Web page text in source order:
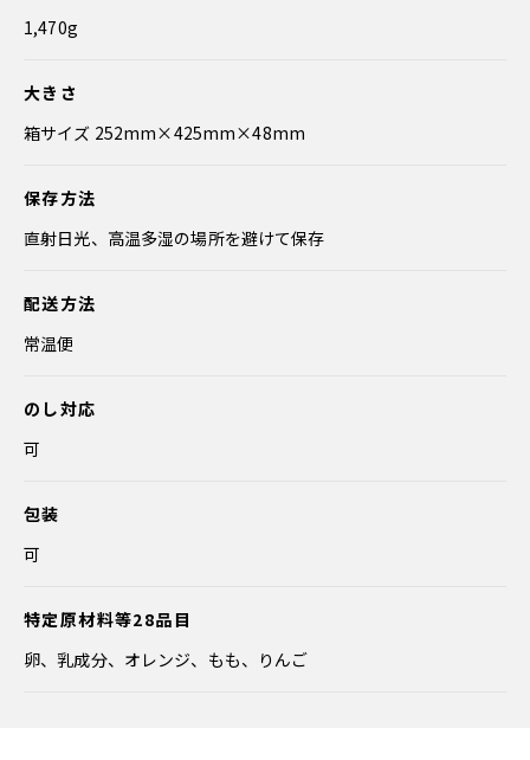
1,470g
大きさ
箱サイズ 252mm×425mm×48mm
保存方法
直射日光、高温多湿の場所を避けて保存
配送方法
常温便
のし対応
可
包装
可
特定原材料等28品目
卵、乳成分、オレンジ、もも、りんご